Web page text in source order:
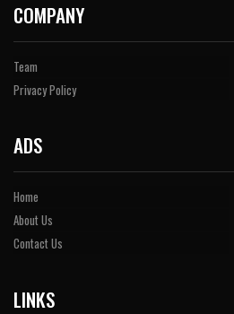
COMPANY
Team
Privacy Policy
ADS
Home
About Us
Contact Us
LINKS